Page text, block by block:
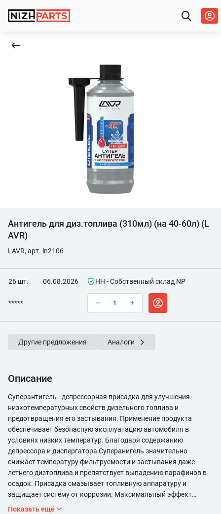
Антигель для диз.топлива (310мл) (на 40-60л) (L
AVR)
LAVR, арт. ln2106
26 шт. 06.08.2026 НН - Собственный склад NP
***** – +
Другие предложения Аналоги
Описание
Суперантигель - депрессорная присадка для улучшения
низкотемпературных свойств дизельного топлива и
предотвращения его застывания. Применение продукта
обеспечивает безопасную эксплуатацию автомобиля в
условиях низких температур. Благодаря содержанию
депрессора и диспергатора Суперанигель значительно
снижает температуру фильтруемости и застывания даже
летнего дизтоплива и препятствует выпадению парафинов в
осадок. Присадка смазывает топливную аппаратуру и
защищает систему от коррозии. Максимальный эффект
достигается при введении в топливо до его помутнения.
Показать ещё